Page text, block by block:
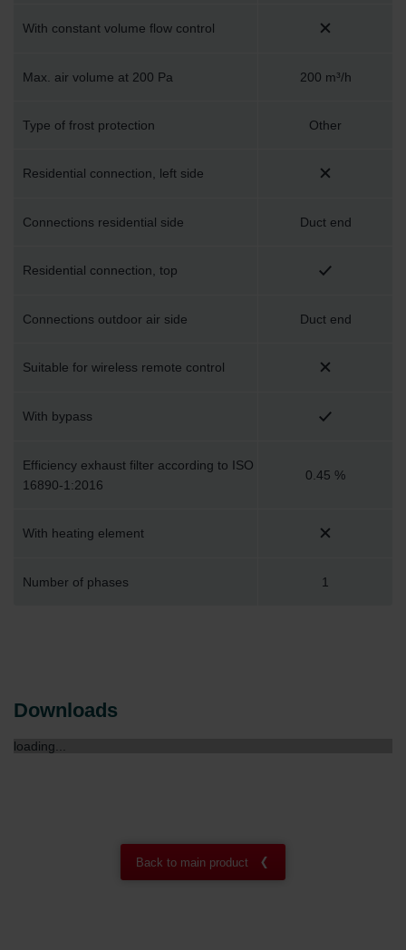
Zehnder Polska Sp. z o.o.: Oświadczenie o ochronie
With constant volume flow control
Max. air volume at 200 Pa 200 m³/h
Type of frost protection Other
Residential connection, left side
Connections residential side Duct end
Residential connection, top
Connections outdoor air side Duct end
Suitable for wireless remote control
With bypass
Efficiency exhaust filter according to ISO
16890-1:2016
0.45 %
With heating element
Number of phases 1
Downloads
loading...
Back to main product